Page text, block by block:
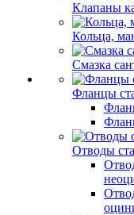
Клапаны
Кольца,
Смазка
Фланцы
Отводы